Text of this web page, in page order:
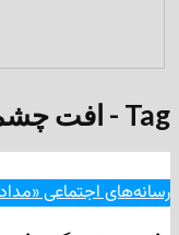
«مداد»کلاچ و دنده